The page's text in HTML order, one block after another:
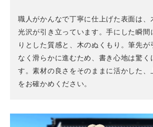
職人がかんなで丁寧に仕上げた表面は、
光沢が引き立っています。手にした瞬間
りとした質感と、木のぬくもり。筆先が
なく滑らかに進むため、書き心地は驚く
す。素材の良さをそのままに活かした、
をお確かめください。